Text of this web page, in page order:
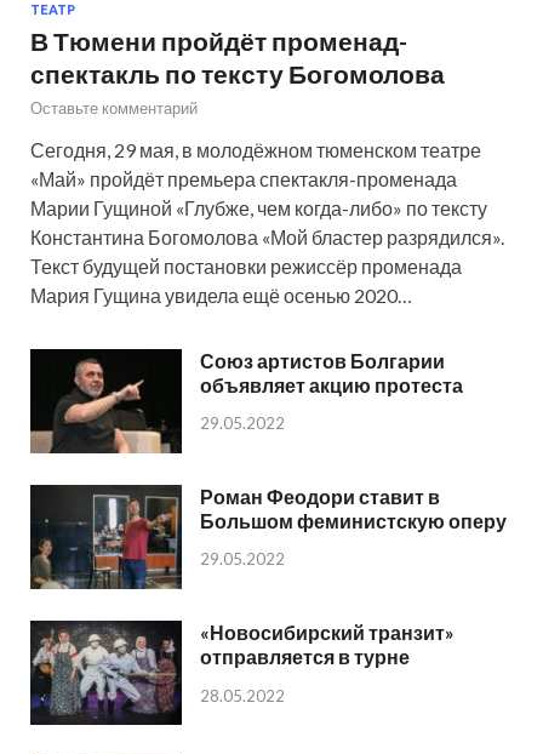
ТЕАТР
В Тюмени пройдёт променад-
спектакль по тексту Богомолова
Оставьте комментарий
Сегодня, 29 мая, в молодёжном тюменском театре
«Май» пройдёт премьера спектакля-променада
Марии Гущиной «Глубже, чем когда-либо» по тексту
Константина Богомолова «Мой бластер разрядился».
Текст будущей постановки режиссёр променада
Мария Гущина увидела ещё осенью 2020…
Союз артистов Болгарии
объявляет акцию протеста
29.05.2022
Роман Феодори ставит в
Большом феминистскую оперу
29.05.2022
«Новосибирский транзит»
отправляется в турне
28.05.2022